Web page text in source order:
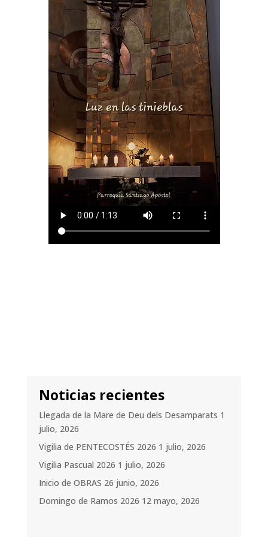
Noticias recientes
Llegada de la Mare de Deu dels Desamparats 1
julio, 2026
Vigilia de PENTECOSTÉS 2026 1 julio, 2026
Vigilia Pascual 2026 1 julio, 2026
Inicio de OBRAS 26 junio, 2026
Domingo de Ramos 2026 12 mayo, 2026